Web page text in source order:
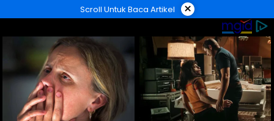
ke
Scroll Untuk Baca Artikel ×